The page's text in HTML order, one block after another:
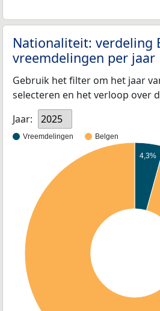
Nationaliteit: verdeling
vreemdelingen per jaar
Gebruik het filter om het jaar
selecteren en het verloop over
Jaar:
2025
Vreemdelingen Belgen
4,3%